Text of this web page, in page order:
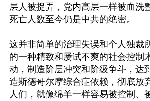
层人被捉弄，党内高层一样被血洗
死亡人数至今仍是中共的绝密。
这并非简单的治理失误和个人独裁
的一种精致和屡试不爽的社会控制
动，制造阶层冲突和阶级争斗，达
造斯德哥尔摩综合症依赖，彻底放
人们，就像绵羊一样容易被控制、